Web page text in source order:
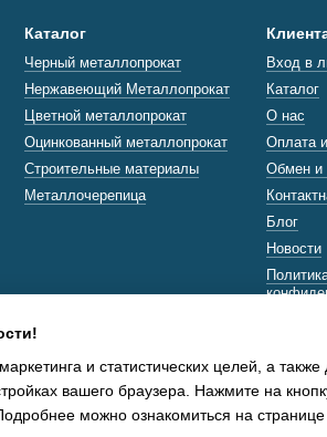
Каталог
Черный металлопрокат
Нержавеющий Металлопрокат
Цветной металлопрокат
Оцинкованный металлопрокат
Строительные материалы
Металлочерепица
Вход в
Каталог
О нас
Оплата
Обмен и
Блог
Новости
и статистических целей, а
вашего браузера. Нажмите на
можно ознакомиться на странице